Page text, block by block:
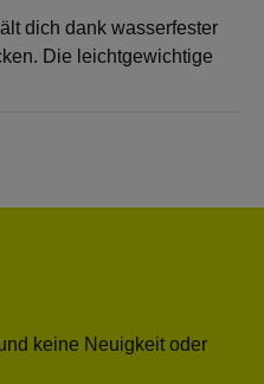
dich dank wasserfester
Die leichtgewichtige
keine Neuigkeit oder